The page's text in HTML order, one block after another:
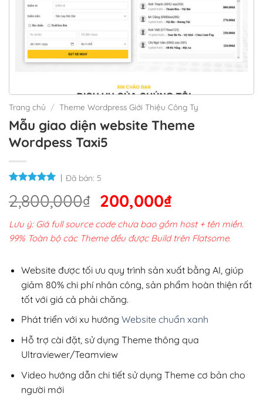
Trang chủ / Theme Wordpress Giới Thiệu Công Ty
Mẫu giao diện website Theme
Wordpess Taxi5
Đã bán: 5
2,800,000₫ Giá
gốc
là:
2,800,000₫.
200,000₫Giá
hiện
tại
200,000₫.
Lưu ý: Giá full source code chưa bao gồm host + tên miền.
99% Toàn bộ các Theme đều được Build trên Flatsome.
Website được tối ưu quy trình sản xuất bằng AI, giúp
giảm 80% chi phí nhân công, sản phẩm hoàn thiện rất
tốt với giá cả phải chăng.
Phát triển với xu hướng Website chuẩn xanh
Hỗ trợ cài đặt, sử dụng Theme thông qua
Ultraviewer/Teamview
Video hướng dẫn chi tiết sử dụng Theme cơ bản cho
người mới